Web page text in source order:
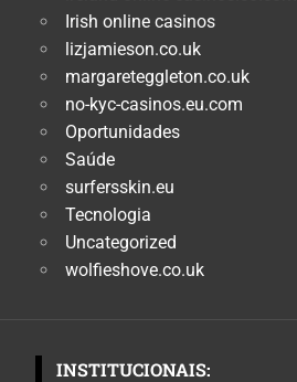
Irish online casinos
lizjamieson.co.uk
margareteggleton.co.uk
no-kyc-casinos.eu.com
Oportunidades
Saúde
surfersskin.eu
Tecnologia
Uncategorized
wolfieshove.co.uk
INSTITUCIONAIS: